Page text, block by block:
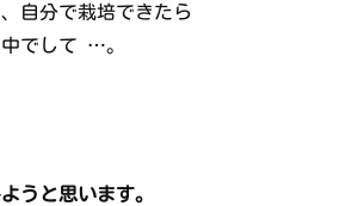
自分で栽培できたら
中でして …。
うと思います。